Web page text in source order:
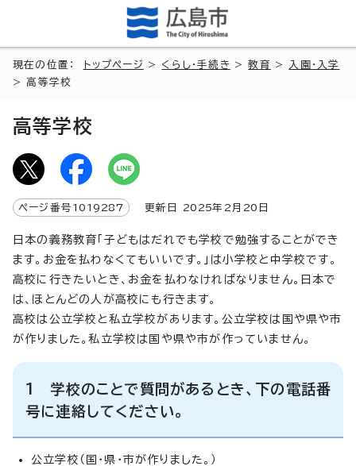
現在の位置： トップページ > くらし・手続き >教育 >
入園・入学
> 高等学校
高等学校
ページ番号 1019287 更新日 2025年2月 20 日
日本の義務教育「子どもはだれでも学校で勉強することができ
ます。お金を払わなくてもいいです。」は小学校と中学校です。
高校に行きたいとき、お金を払わなければなりません。日本で
は、ほとんどの人が高校にも行きます。
高校は公立学校と私立学校があります。公立学校は国や県や市
が作りました。私立学校は国や県や市が作っていません。
1 学校のことで質問があるとき、下の電話番
号に連絡してください。
公立学校（国・県・市が作りました。）